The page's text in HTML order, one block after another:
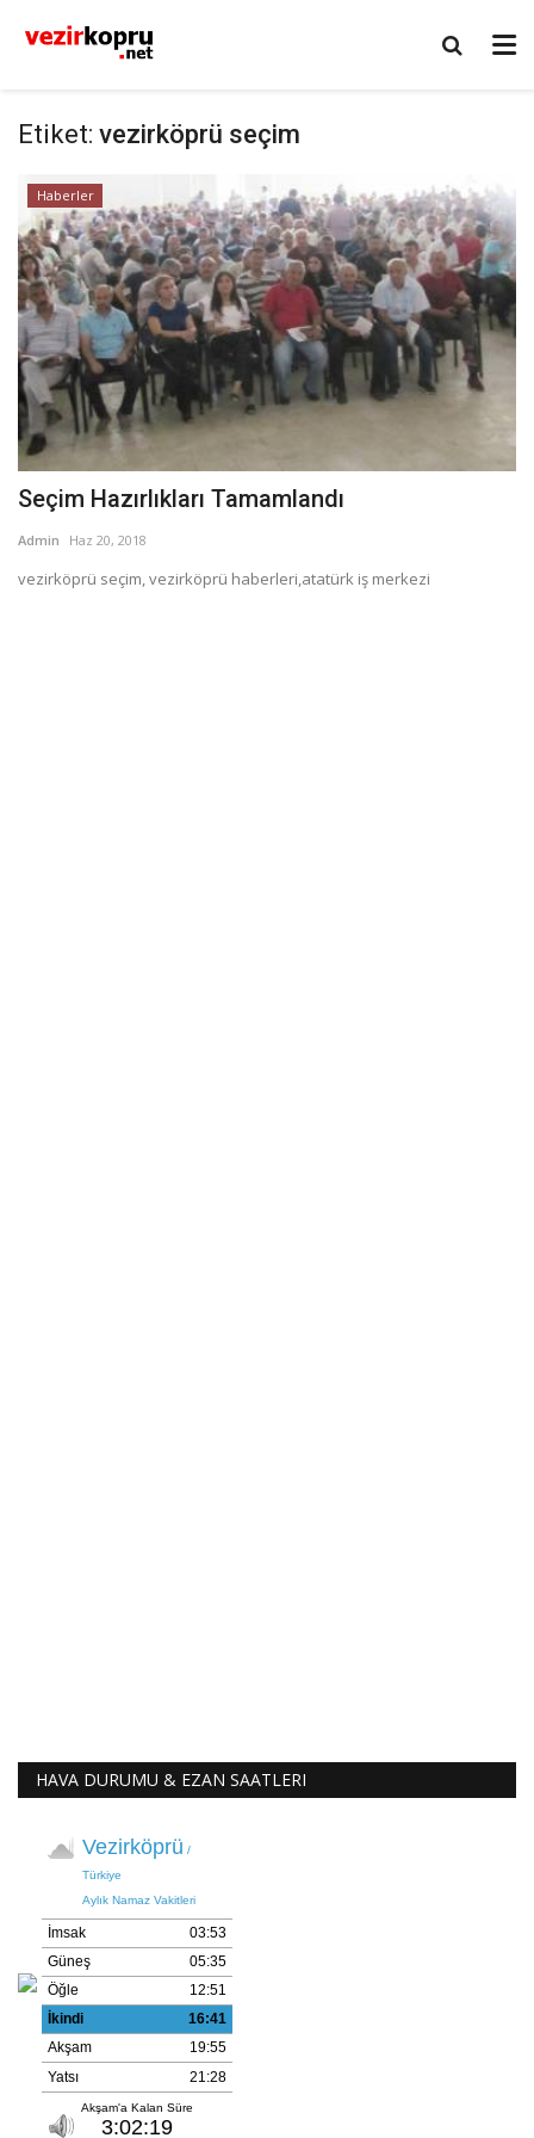
Etiket: vezirköprü seçim
Haberler
Seçim Hazırlıkları Tamamlandı
Admin Haz 20, 2018
vezirköprü seçim, vezirköprü haberleri,atatürk iş merkezi
HAVA DURUMU & EZAN SAATLERI